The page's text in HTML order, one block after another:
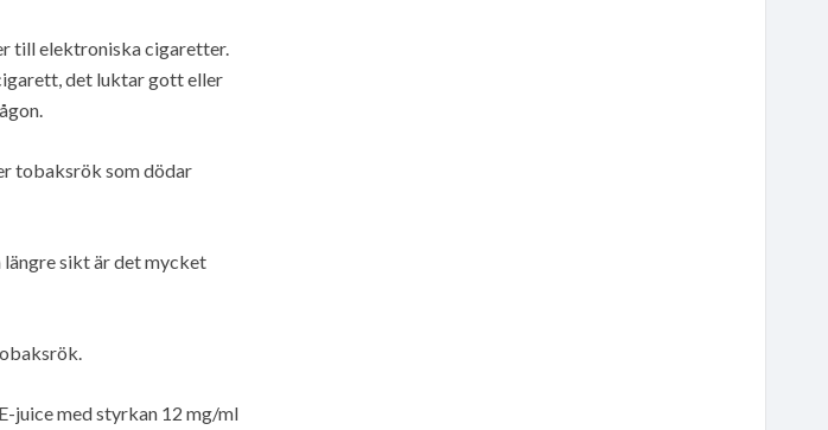
till elektroniska cigaretter.
det luktar gott eller
tobaksrök som dödar
sikt är det mycket
juice med styrkan 12 mg/ml